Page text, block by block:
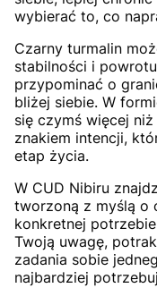
wybierać to, co
Czarny turmalin
stabilności i
przypominać o
bliżej siebie. W
się czymś więcej
znakiem intencji,
etap życia.
W CUD Nibiru
tworzoną z myślą o
konkretnej
Twoją uwagę,
zadania sobie
najbardziej